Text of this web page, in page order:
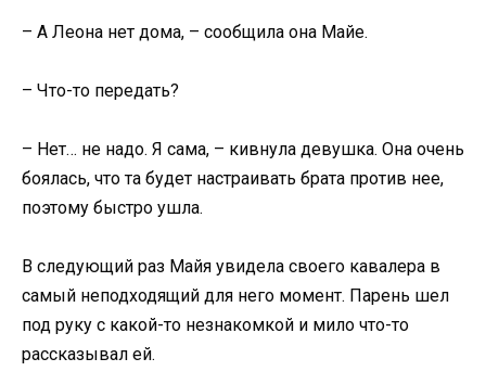
– А Леона нет дома, – сообщила она Майе.
– Что-то передать?
– Нет… не надо. Я сама, – кивнула девушка. Она очень
боялась, что та будет настраивать брата против нее,
поэтому быстро ушла.
В следующий раз Майя увидела своего кавалера в
самый неподходящий для него момент. Парень шел
под руку с какой-то незнакомкой и мило что-то
рассказывал ей.